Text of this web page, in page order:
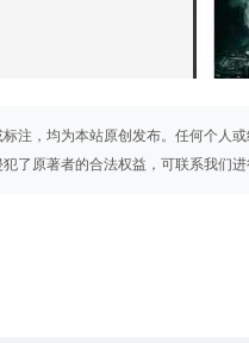
注，均为本站原创发布。任何个人
了原著者的合法权益，可联系我们进